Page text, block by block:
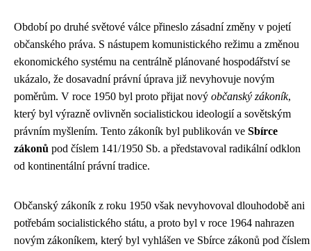
Období po druhé světové válce přineslo zásadní změny v pojetí
občanského práva. S nástupem komunistického režimu a změnou
ekonomického systému na centrálně plánované hospodářství se
ukázalo, že dosavadní právní úprava již nevyhovuje novým
poměrům. V roce 1950 byl proto přijat nový občanský zákoník,
který byl výrazně ovlivněn socialistickou ideologií a sovětským
právním myšlením. Tento zákoník byl publikován ve Sbírce
zákonů pod číslem 141/1950 Sb. a představoval radikální odklon
od kontinentální právní tradice.
Občanský zákoník z roku 1950 však nevyhovoval dlouhodobě ani
potřebám socialistického státu, a proto byl v roce 1964 nahrazen
novým zákoníkem, který byl vyhlášen ve Sbírce zákonů pod číslem